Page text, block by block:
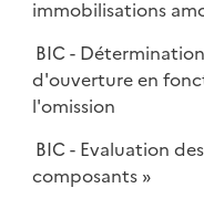
immobilisations
BIC -
d'ouverture en
l'omission
BIC - Evaluation
composants »